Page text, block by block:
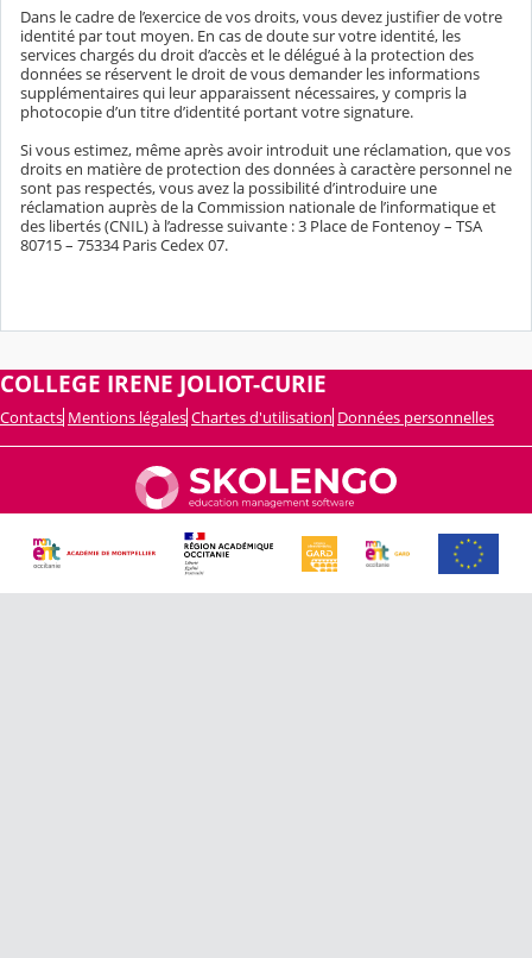
Dans le cadre de l’exercice de vos droits, vous devez justifier de votre
identité par tout moyen. En cas de doute sur votre identité, les
services chargés du droit d’accès et le délégué à la protection des
données se réservent le droit de vous demander les informations
supplémentaires qui leur apparaissent nécessaires, y compris la
photocopie d’un titre d’identité portant votre signature.
Si vous estimez, même après avoir introduit une réclamation, que vos
droits en matière de protection des données à caractère personnel ne
sont pas respectés, vous avez la possibilité d’introduire une
réclamation auprès de la Commission nationale de l’informatique et
des libertés (CNIL) à l’adresse suivante : 3 Place de Fontenoy – TSA
80715 – 75334 Paris Cedex 07.
COLLEGE IRENE JOLIOT-CURIE
Contacts Mentions légales Chartes d'utilisation Données personnelles